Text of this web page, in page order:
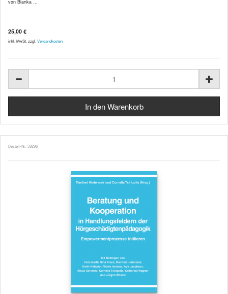
von Bianka ...
25,00 €
inkl. MwSt. zzgl. Versandkosten
Bestell-Nr. 59296